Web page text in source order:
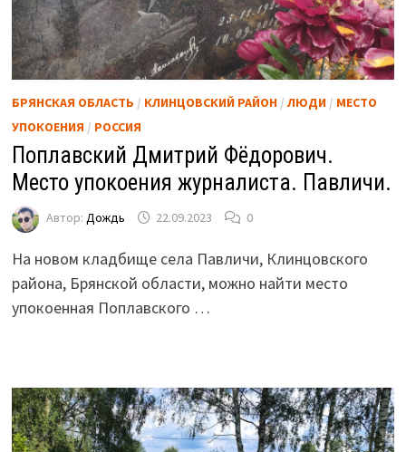
БРЯНСКАЯ ОБЛАСТЬ / КЛИНЦОВСКИЙ РАЙОН/ЛЮДИ/ МЕСТО
УПОКОЕНИЯ / РОССИЯ
Поплавский Дмитрий Фёдорович.
Место упокоения журналиста. Павличи.
Автор: Дождь 22.09.2023 0
На новом кладбище села Павличи, Клинцовского
района, Брянской области, можно найти место
упокоенная Поплавского …